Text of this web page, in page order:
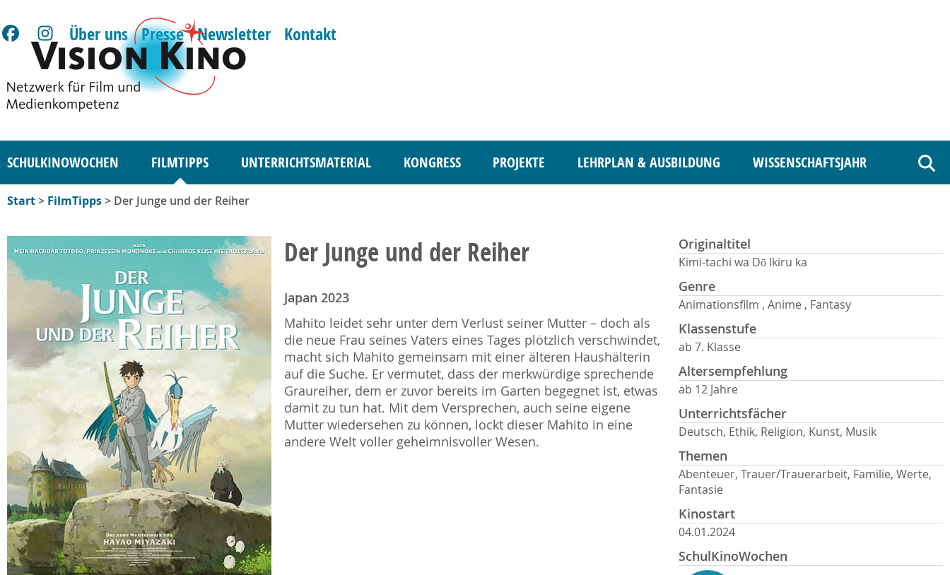
Über uns Presse Newsletter Kontakt
SCHULKINOWOCHEN FILMTIPPS UNTERRICHTSMATERIAL KONGRESS PROJEKTE LEHRPLAN & AUSBILDUNG WISSENSCHAFTSJAHR
Start> FilmTipps> Der Junge und der Reiher
Der Junge und der Reiher
Japan 2023
Mahito leidet sehr unter dem Verlust seiner Mutter – doch als
die neue Frau seines Vaters eines Tages plötzlich verschwindet,
macht sich Mahito gemeinsam mit einer älteren Haushälterin
auf die Suche. Er vermutet, dass der merkwürdige sprechende
Graureiher, dem er zuvor bereits im Garten begegnet ist, etwas
damit zu tun hat. Mit dem Versprechen, auch seine eigene
Mutter wiedersehen zu können, lockt dieser Mahito in eine
andere Welt voller geheimnisvoller Wesen.
Originaltitel
Kimi-tachi wa Dō Ikiru ka
Genre
Animationsfilm , Anime , Fantasy
Klassenstufe
ab 7. Klasse
Altersempfehlung
ab 12 Jahre
Unterrichtsfächer
Deutsch, Ethik, Religion, Kunst, Musik
Themen
Abenteuer, Trauer/Trauerarbeit, Familie, Werte,
Fantasie
Kinostart
04.01.2024
SchulKinoWochen